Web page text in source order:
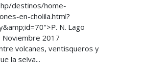
destinos/home-
en-cholila.html?
N. Lago
Noviembre 2017
volcanes, ventisqueros y
la selva...